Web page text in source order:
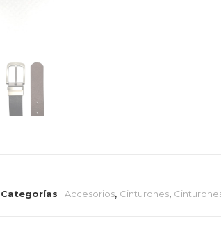
Categorías Accesorios, Cinturones,